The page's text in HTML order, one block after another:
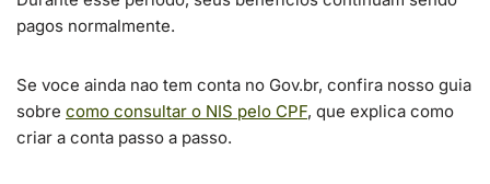
pagos normalmente.
Se voce ainda nao tem conta no Gov.br, confira nosso guia
sobre como consultar o NIS pelo CPF, que explica como
criar a conta passo a passo.